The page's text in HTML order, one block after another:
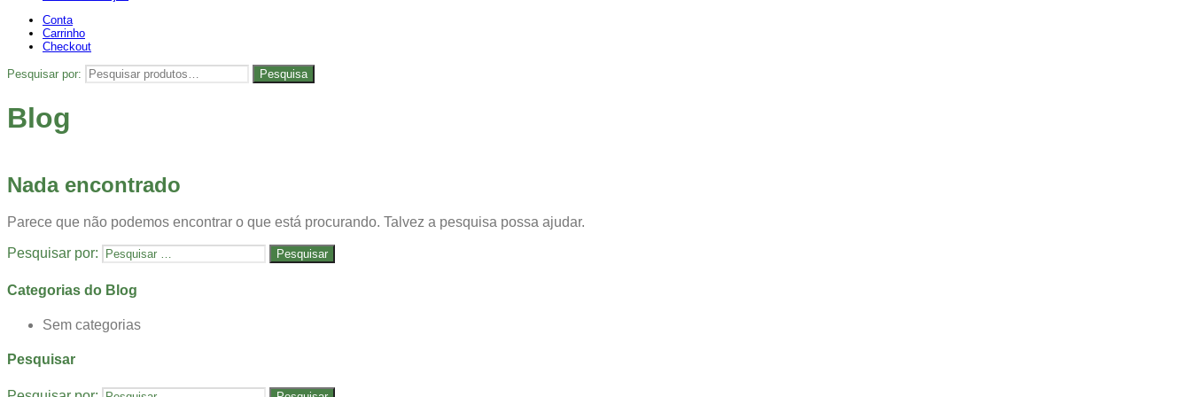
Conta
Carrinho
Checkout
Pesquisar por: Pesquisa
Blog
Nada encontrado
Parece que não podemos encontrar o que está procurando. Talvez a pesquisa possa ajudar.
Pesquisar por:
Categorias do Blog
Sem categorias
Pesquisar